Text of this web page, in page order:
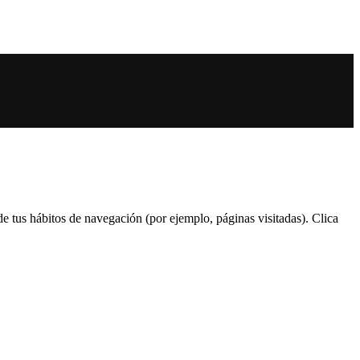
tus hábitos de navegación (por ejemplo, páginas visitadas). Clica